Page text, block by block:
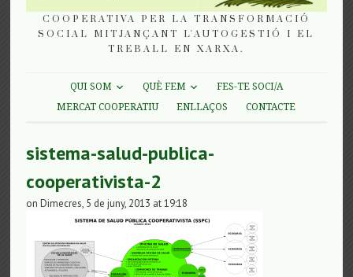
COOPERATIVA PER LA TRANSFORMACIÓ
SOCIAL MITJANÇANT L'AUTOGESTIÓ I EL
TREBALL EN XARXA.
QUI SOM QUÈ FEM
FES-TE SOCI/A
MERCAT COOPERATIU
ENLLAÇOS CONTACTE
sistema-salud-publica-
cooperativista-2
on Dimecres, 5 de juny, 2013 at 19:18